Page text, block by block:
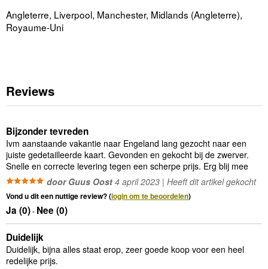
Angleterre, Liverpool, Manchester, Midlands (Angleterre),
Royaume-Uni
Reviews
Bijzonder tevreden
Ivm aanstaande vakantie naar Engeland lang gezocht naar een
juiste gedetailleerde kaart. Gevonden en gekocht bij de zwerver.
Snelle en correcte levering tegen een scherpe prijs. Erg blij mee
door Guus Oost 4 april 2023 | Heeft dit artikel gekocht
Vond u dit een nuttige review? (login om te beoordelen)
Ja (0)- Nee (0)
Duidelijk
Duidelijk, bijna alles staat erop, zeer goede koop voor een heel
redelijke prijs.